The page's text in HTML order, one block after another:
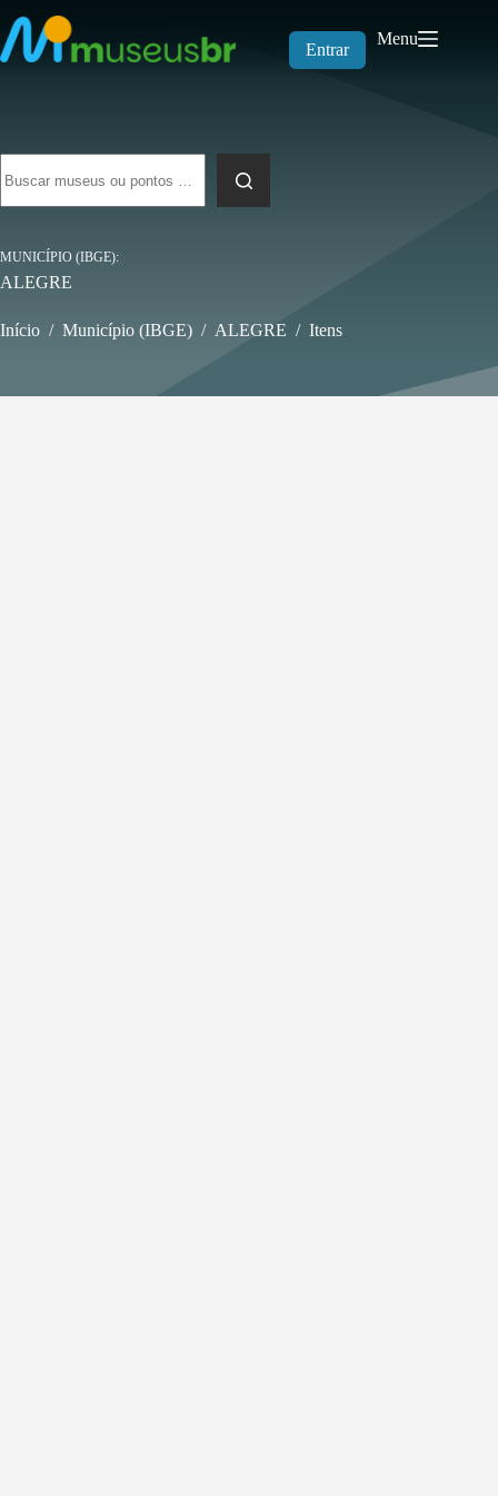
para
o
conteúdo
Entrar
Menu
resultados
MUNICÍPIO (IBGE)
ALEGRE
Início / Município (IBGE) / ALEGRE / Itens